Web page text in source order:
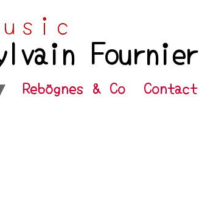
Fournier
Rebögnes & Co Contact